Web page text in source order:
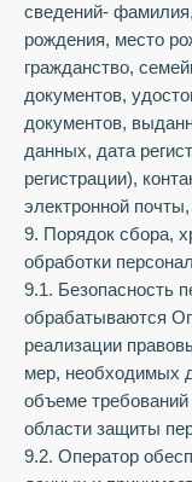
сведений-
рождения, место
гражданство,
документов,
документов,
данных, дата
регистрации),
электронной
9. Порядок сбора,
обработки
9.1. Безопасность
обрабатываются
реализации
мер, необходимых
объеме
области защиты
9.2. Оператор